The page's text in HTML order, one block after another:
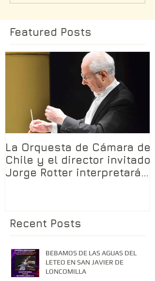
Featured Posts
La Orquesta de Cámara de
Chile y el director invitado
Jorge Rotter interpretarán
Recent Posts
BEBAMOS DE LAS AGUAS DEL
LETEO EN SAN JAVIER DE
LONCOMILLA